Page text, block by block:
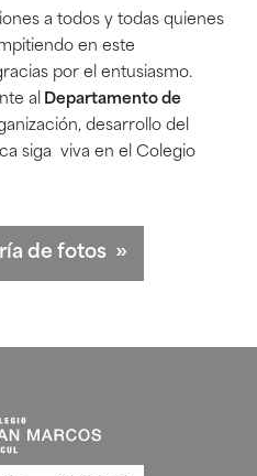
a todos y todas quienes
en este
por el entusiasmo.
al Departamento de
desarrollo del
siga viva en el Colegio
de fotos »